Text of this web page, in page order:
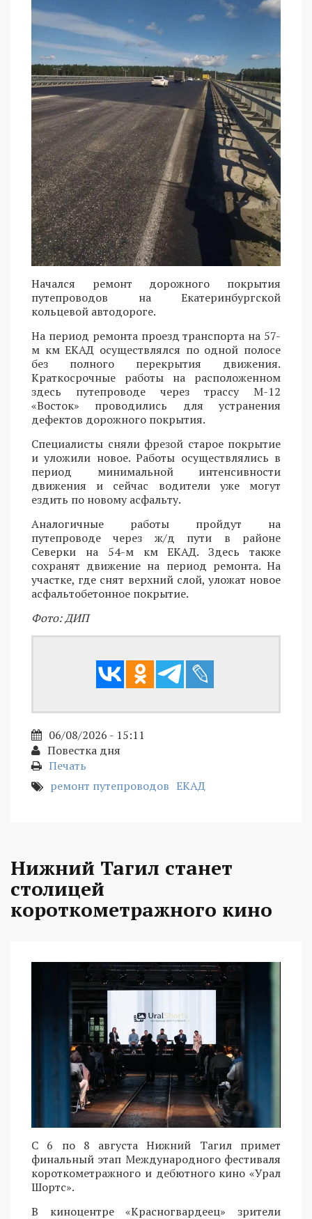
Начался ремонт дорожного покрытия
путепроводов на Екатеринбургской
кольцевой автодороге.
На период ремонта проезд транспорта на 57-
м км ЕКАД осуществлялся по одной полосе
без полного перекрытия движения.
Краткосрочные работы на расположенном
здесь путепроводе через трассу М-12
«Восток» проводились для устранения
дефектов дорожного покрытия.
Специалисты сняли фрезой старое покрытие
и уложили новое. Работы осуществлялись в
период минимальной интенсивности
движения и сейчас водители уже могут
ездить по новому асфальту.
Аналогичные работы пройдут на
путепроводе через ж/д пути в районе
Северки на 54-м км ЕКАД. Здесь также
сохранят движение на период ремонта. На
участке, где снят верхний слой, уложат новое
асфальтобетонное покрытие.
Фото: ДИП
06/08/2026 - 15:11
Повестка дня
Печать
ремонт путепроводов ЕКАД
Нижний Тагил станет
столицей
короткометражного кино
С 6 по 8 августа Нижний Тагил примет
финальный этап Международного фестиваля
короткометражного и дебютного кино «Урал
Шортс».
В киноцентре «Красногвардеец» зрители